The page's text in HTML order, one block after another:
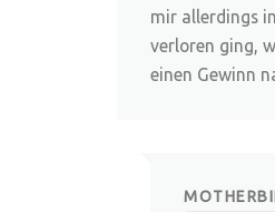
mir allerdings
verloren ging,
einen Gewinn